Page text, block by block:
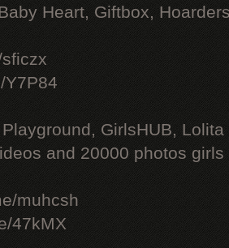
Heart, Giftbox,
Y7P84
GirlsHUB, Lolita
and 20000 photos
muhcsh
47kMX